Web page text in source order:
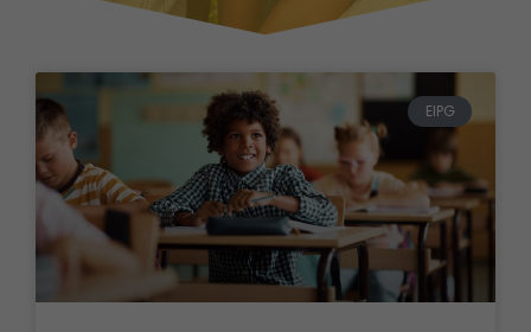
EIPG